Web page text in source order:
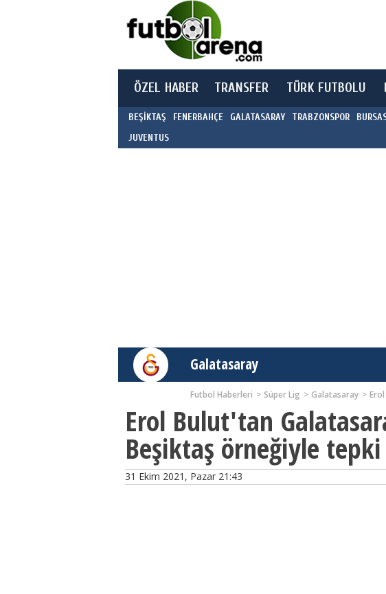
ÖZEL HABER TRANSFER TÜRK FUTBOLU
BEŞİKTAŞ FENERBAHÇE GALATASARAY TRABZONSPOR
JUVENTUS
Galatasaray
Futbol Haberleri Süper Lig Galatasaray
Erol Bulut'tan
Beşiktaş örneğiyle tepki
31 Ekim 2021, Pazar 21:43